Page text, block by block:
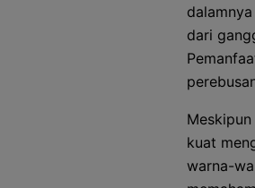
dari
kuat
warna-